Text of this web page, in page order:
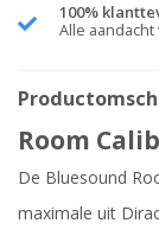
100%
Alle aandacht
Room
De Bluesound
maximale uit